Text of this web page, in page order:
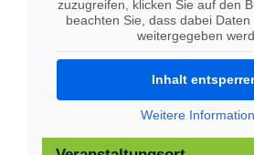
zuzugreifen, klicken Sie auf den
beachten Sie, dass dabei
weitergegeben
Inhalt
Weitere